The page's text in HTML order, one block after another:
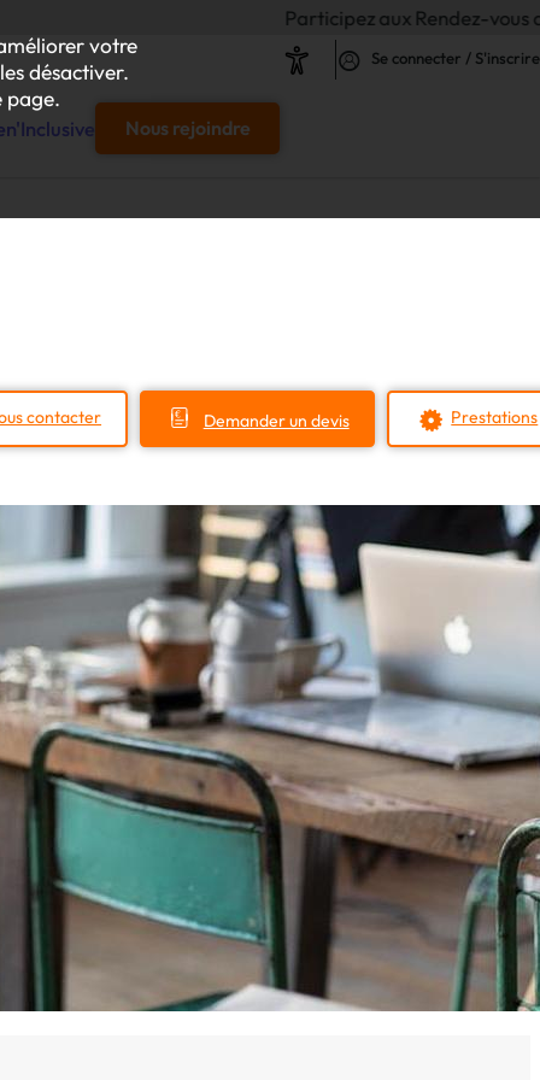
votre
désactiver.
page.
Participez aux Rendez-vous de
Se connecter / S'inscrire
en matière d'achats inclusifs
croissance »
dédiées au développement commercial
de networking
de nouvelles activités
Nous rejoindre
contacter Demander un devis Prestations